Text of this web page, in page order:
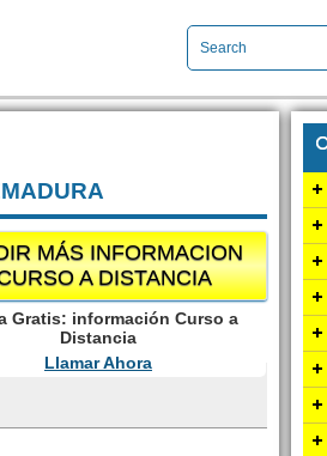
MÁS INFORMACION
A DISTANCIA
Gratis: información Curso a
Distancia
Llamar Ahora